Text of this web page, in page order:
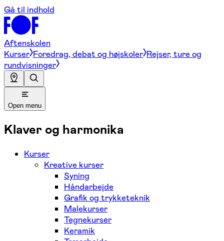
Gå til indhold
Aftenskolen
Kurser Foredrag, debat og højskoler Rejser, ture og
rundvisninger
Open menu
Klaver og harmonika
Kurser
Kreative kurser
Syning
Håndarbejde
Grafik og trykketeknik
Malekurser
Tegnekurser
Keramik